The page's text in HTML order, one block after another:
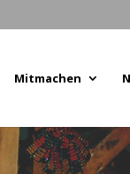
Mitmachen